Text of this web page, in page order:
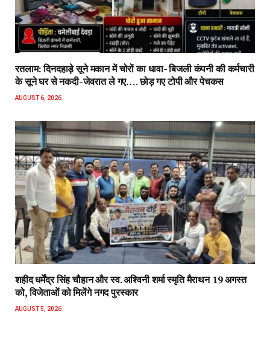
रतलाम: दिनदहाड़े सूने मकान में चोरों का धावा- बिजली कंपनी की कर्मचारी
के सूने घर से नकदी-जेवरात ले गए…. छोड़ गए टोपी और पेचकस
AUGUST 6, 2026
शहीद धर्मेंद्र सिंह चौहान और स्व. अश्विनी शर्मा स्मृति मैराथन 19 अगस्त
को, विजेताओं को मिलेंगे नगद पुरस्कार
AUGUST 5, 2026